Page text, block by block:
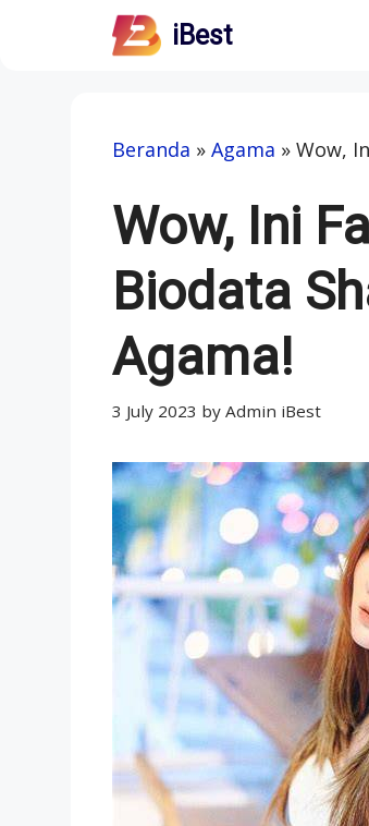
iBest
Beranda » Agama » Wow,
Wow, Ini
Biodata
Agama!
3 July 2023 by Admin iBest